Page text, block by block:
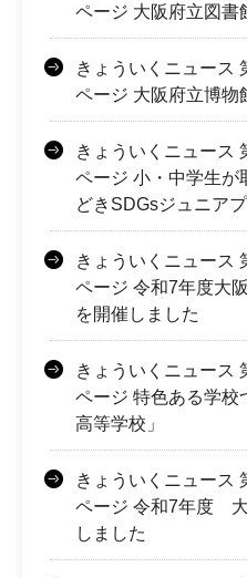
ページ 大阪府立図書
きょういくニュース
ページ 大阪府立博物
きょういくニュース
ページ 小・中学生が
どきSDGsジュニア
きょういくニュース
ページ 令和7年度大
を開催しました
きょういくニュース
ページ 特色ある学校
高等学校」
きょういくニュース
ページ 令和7年度
しました